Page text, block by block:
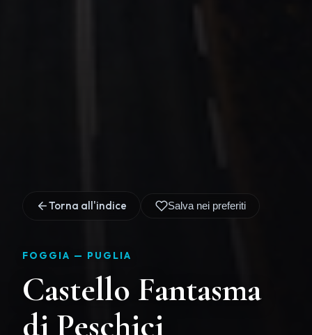
Torna all'indice Salva nei preferiti
FOGGIA — PUGLIA
Castello Fantasma
di Peschici